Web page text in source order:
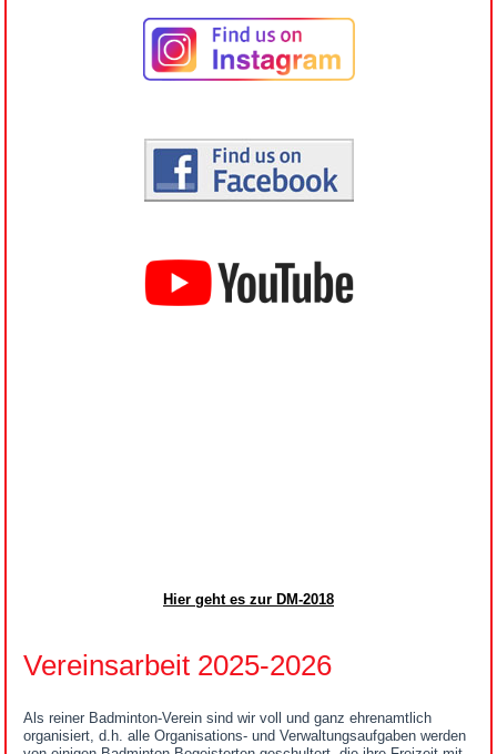
Hier geht es zur DM-2018
Vereinsarbeit 2025-2026
Als reiner Badminton-Verein sind wir voll und ganz ehrenamtlich
organisiert, d.h. alle Organisations- und Verwaltungsaufgaben werden